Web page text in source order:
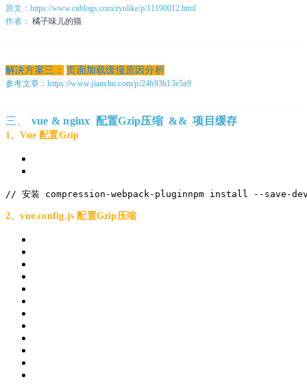
原文：https://www.cnblogs.com/zyulike/p/11190012.html
作者： 橘子味儿的猫
解决方案三： 页面加载缓慢原因分析
参考文章：https://www.jianshu.com/p/24b93b13e5a9
三、 vue & nginx 配置Gzip压缩 && 项目缓存
1、Vue 配置Gzip
// 安装 compression-webpack-pluginnpm install --save-
2、vue.config.js 配置Gzip压缩